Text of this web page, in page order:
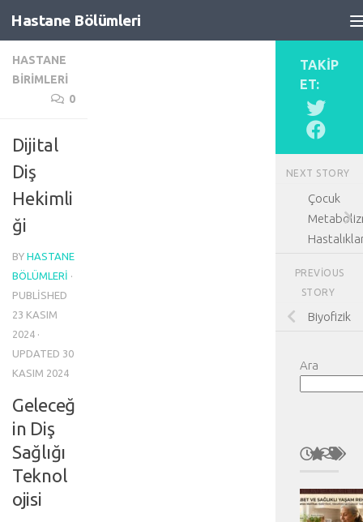
Skip to content
Hastane Bölümleri
HASTANE
BIRIMLERI
0
Dijital
Diş
Hekimli
ği
BY HASTANE
BÖLÜMLERI ·
PUBLISHED
23 KASIM
2024 ·
UPDATED 30
KASIM 2024
Geleceğ
in Diş
Sağlığı
Teknol
ojisi
TAKIP
ET:
NEXT STORY
Çocuk
PREVIOUS
STORY
Biyofizik
Ara